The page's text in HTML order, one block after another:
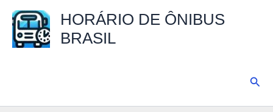
para
HORÁRIO DE ÔNIBUS
BRASIL